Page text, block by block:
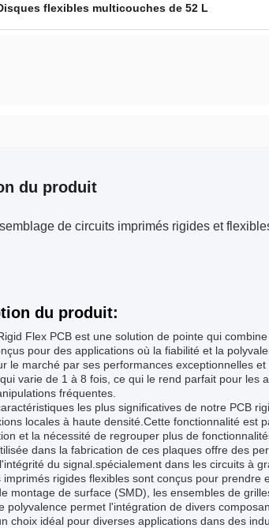
flexibles multicouches de 52 L
du produit
de circuits imprimés rigides et
du produit:
Flex PCB est une solution de pointe qui
pour des applications où la fiabilité et la
le marché par ses performances exceptionnelles
varie de 1 à 8 fois, ce qui le rend parfait pour les
fréquentes.
les plus significatives de notre PCB
locales à haute densité.Cette fonctionnalité est
et la nécessité de regrouper plus de
dans la fabrication de ces plaques offre des
du signal.spécialement dans les circuits à
imprimés rigides flexibles sont conçus pour
montage de surface (SMD), les ensembles de
polyvalence permet l'intégration de divers
choix idéal pour diverses applications dans des